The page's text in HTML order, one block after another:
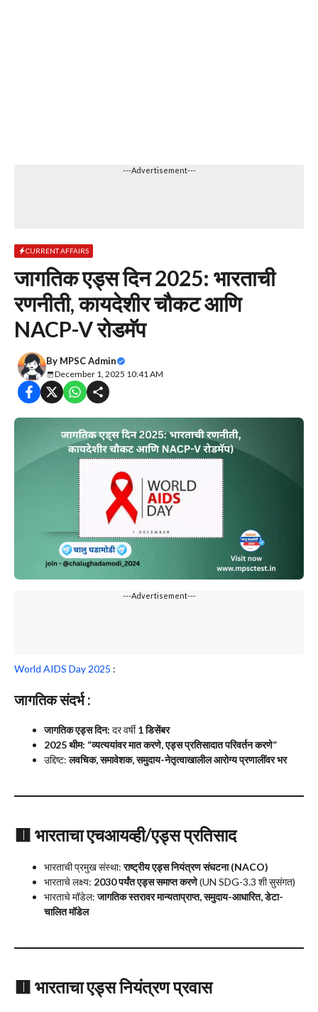
---Advertisement---
CURRENT AFFAIRS
जागतिक एड्स दिन 2025: भारताची
रणनीती, कायदेशीर चौकट आणि
NACP-V रोडमॅप
By MPSC Admin
December 1, 2025 10:41 AM
---Advertisement---
World AIDS Day 2025 :
जागतिक संदर्भ:
जागतिक एड्स दिन: दर वर्षी1 डिसेंबर
2025 थीम: “व्यत्ययांवर मात करणे, एड्स प्रतिसादात परिवर्तन करणे”
उद्दिष्ट:लवचिक, समावेशक, समुदाय-नेतृत्वाखालील आरोग्य प्रणालींवर भर
🟥 भारताचा एचआयव्ही/एड्स प्रतिसाद
भारताची प्रमुख संस्था:राष्ट्रीय एड्स नियंत्रण संघटना (NACO)
भारताचे लक्ष्य: 2030 पर्यंत एड्स समाप्त करणे(UN SDG-3.3 शी सुसंगत)
भारताचे मॉडेल:जागतिक स्तरावर मान्यताप्राप्त, समुदाय-आधारित, डेटा-
चालित मॉडेल
🟥 भारताचा एड्स नियंत्रण प्रवास